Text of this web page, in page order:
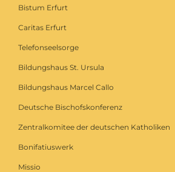
Bistum Erfurt
Caritas Erfurt
Telefonseelsorge
Bildungshaus St. Ursula
Bildungshaus Marcel Callo
Deutsche Bischofskonferenz
Zentralkomitee der deutschen Katholiken
Bonifatiuswerk
Missio